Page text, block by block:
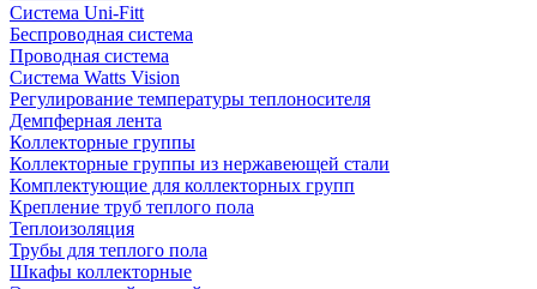
Система Uni-Fitt
Беспроводная система
Проводная система
Система Watts Vision
Регулирование температуры теплоносителя
Демпферная лента
Коллекторные группы
Коллекторные группы из нержавеющей стали
Комплектующие для коллекторных групп
Крепление труб теплого пола
Теплоизоляция
Трубы для теплого пола
Шкафы коллекторные